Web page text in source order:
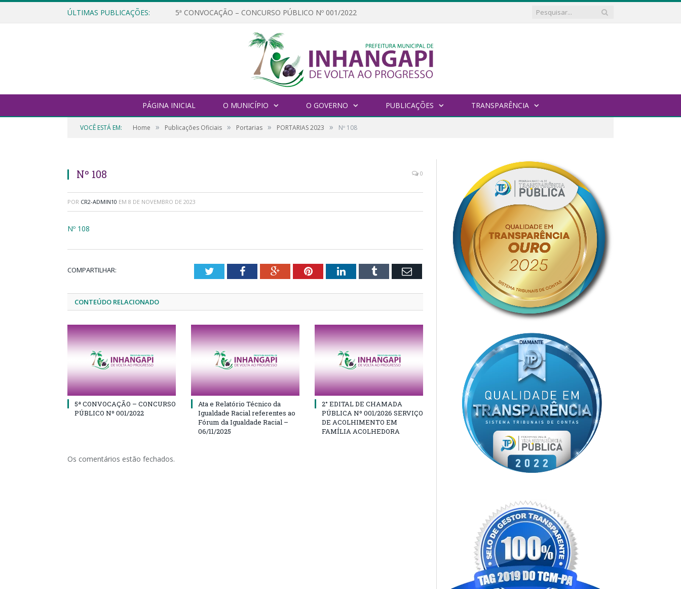
ÚLTIMAS PUBLICAÇÕES: 5ª CONVOCAÇÃO – CONCURSO PÚBLICO Nº 001/2022
PÁGINA INICIAL O MUNICÍPIO O GOVERNO PUBLICAÇÕES TRANSPARÊNCIA
VOCÊ ESTÁ EM: Home » Publicações Oficiais » Portarias » PORTARIAS 2023 » Nº 108
Nº 108 0
POR CR2-ADMIN10 EM 8 DE NOVEMBRO DE 2023
Nº 108
COMPARTILHAR: TwitterFacebookGoogle+PinterestLinkedInTumblr Email
CONTEÚDO RELACIONADO
5ª CONVOCAÇÃO – CONCURSO
PÚBLICO Nº 001/2022
Ata e Relatório Técnico da
Igualdade Racial referentes ao
Fórum da Igualdade Racial –
06/11/2025
2° EDITAL DE CHAMADA
PÚBLICA Nº 001/2026 SERVIÇO
DE ACOLHIMENTO EM
FAMÍLIA ACOLHEDORA
Os comentários estão fechados.